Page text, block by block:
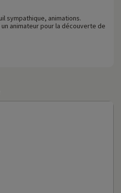
sympathique, animations.
animateur pour la découverte de